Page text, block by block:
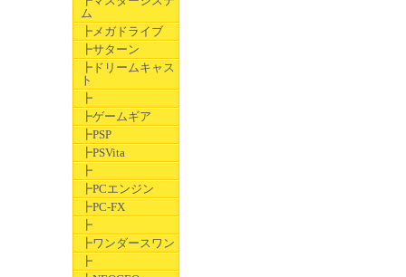
ム
┣メガドライブ
┣サターン
┣ドリームキャス
ト
┣
┣ゲームギア
┣PSP
┣PSVita
┣
┣PCエンジン
┣PC-FX
┣
┣ワンダースワン
┣